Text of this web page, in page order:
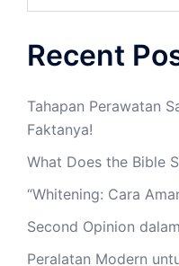
Recent
Tahapan Perawatan
Faktanya!
What Does the Bible
“Whitening: Cara
Second Opinion
Peralatan Modern